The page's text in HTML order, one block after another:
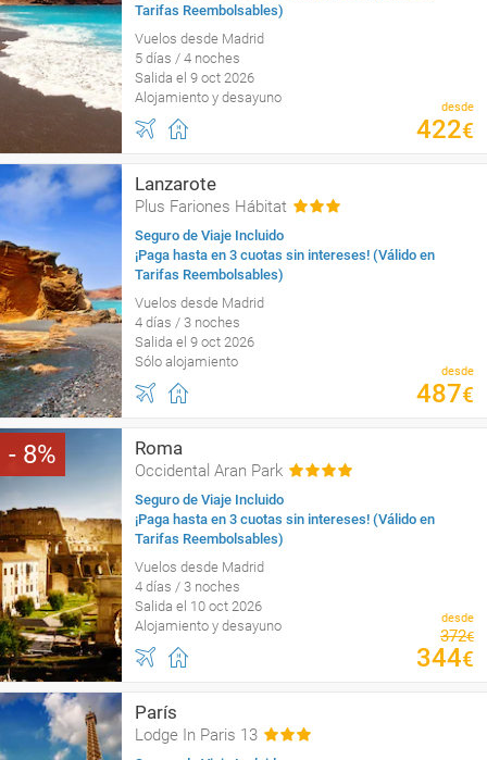
Tarifas Reembolsables)
Vuelos desde Madrid
5 días / 4 noches
Salida el 9 oct 2026
Alojamiento y desayuno
desde
422€
Lanzarote
Plus Fariones Hábitat
Seguro de Viaje Incluido
¡Paga hasta en 3 cuotas sin intereses! (Válido en
Tarifas Reembolsables)
Vuelos desde Madrid
4 días / 3 noches
Salida el 9 oct 2026
Sólo alojamiento
desde
487€
8 Roma
Occidental Aran Park
Seguro de Viaje Incluido
¡Paga hasta en 3 cuotas sin intereses! (Válido en
Tarifas Reembolsables)
Vuelos desde Madrid
4 días / 3 noches
Salida el 10 oct 2026
Alojamiento y desayuno
desde
372€
344€
París
Lodge In Paris 13